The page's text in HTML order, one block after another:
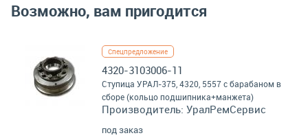
Возможно, вам пригодится
Спецпредложение
4320-3103006-11
Ступица УРАЛ-375, 4320, 5557 с барабаном в
сборе (кольцо подшипника+манжета)
Производитель: УралРемСервис
под заказ